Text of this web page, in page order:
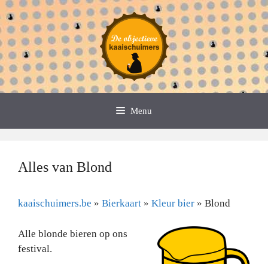
Spring
naar
de
inhoud
Menu
Alles van Blond
kaaischuimers.be » Bierkaart » Kleur bier » Blond
Alle blonde bieren op ons
festival.